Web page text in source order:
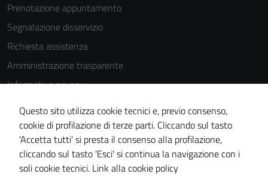
Prenotazione appuntamento
Segnalazione disservizio
Richiesta assistenza
Amministrazione trasparente
Informativa privacy
Cookie Policy
Note legali
Dichiarazione di accessibilità
Piano di miglioramento del sito
Questo sito utilizza cookie tecnici e, previo consenso,
cookie di profilazione di terze parti. Cliccando sul tasto
'Accetta tutti' si presta il consenso alla profilazione,
cliccando sul tasto 'Esci' si continua la navigazione con i
soli cookie tecnici. Link alla cookie policy